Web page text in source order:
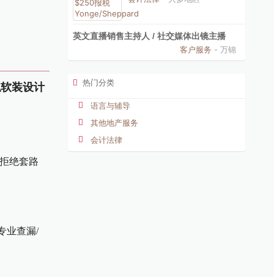
装设计
绝套路
业查漏/
英文直播销售主持人 / 社交媒体出镜主播
客户服务 - 万锦
热门分类
语言与辅导
其他地产服务
会计法律